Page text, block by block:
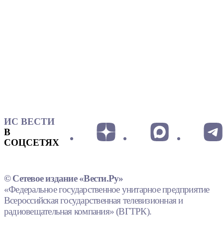
ИС ВЕСТИ
В
СОЦСЕТЯХ
© Сетевое издание «Вести.Ру»
«Федеральное государственное унитарное предприятие
Всероссийская государственная телевизионная и
радиовещательная компания» (ВГТРК).